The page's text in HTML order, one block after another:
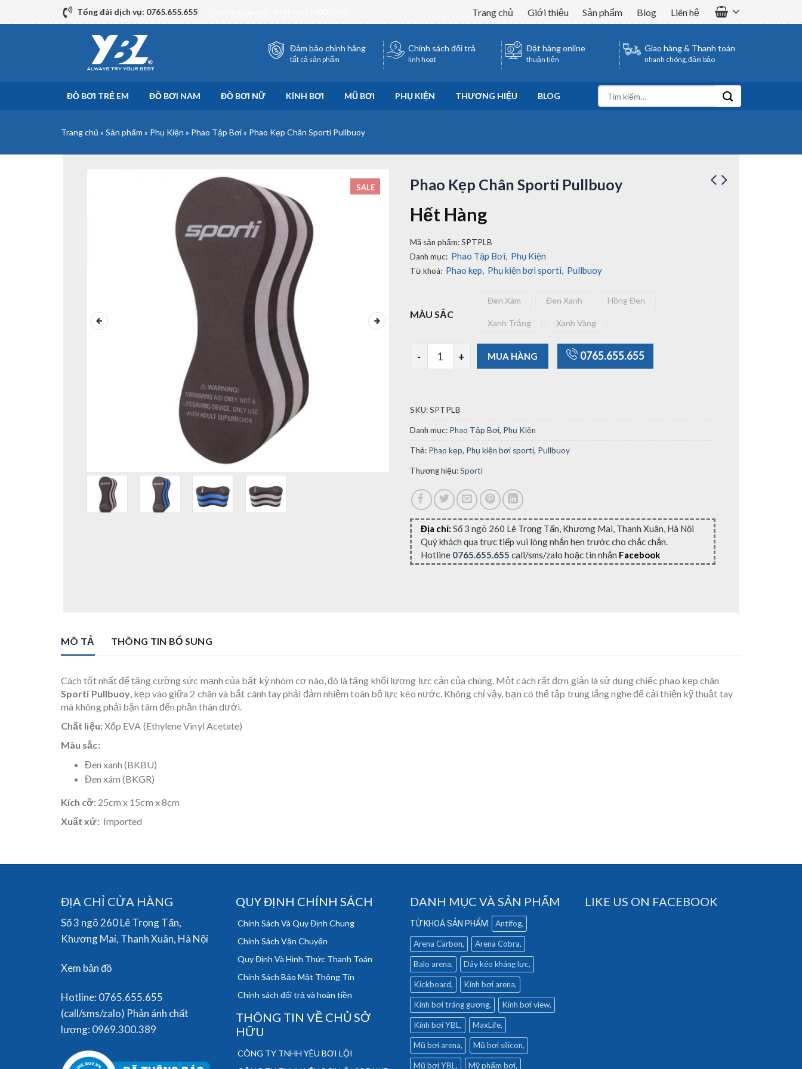
to
Tổng đài dịch vụ: 0765.655.655 Trang chủ Giới thiệu Sản phẩm Blog Liên hệ
Đảm bảo chính hãng
tất cả sản phẩm
Chính sách đổi trả
linh hoạt
Đặt hàng online
thuận tiện
Giao hàng & Thanh toán
nhanh chóng, đảm bảo
ĐỒ BƠI TRẺ EM ĐỒ BƠI NAM ĐỒ BƠI NỮ KÍNH BƠI MŨ BƠI PHỤ KIỆN THƯƠNG HIỆU BLOG
kiếm:
Trang chủ » Sản phẩm » Phụ Kiện » Phao Tập Bơi» Phao Kẹp Chân Sporti Pullbuoy
SALE Phao Kẹp Chân Sporti Pullbuoy
Hết Hàng
Mã sản phẩm:SPTPLB
Danh mục: Phao Tập Bơi, Phụ Kiện
Từ khoá: Phao kẹp, Phụ kiện bơi sporti, Pullbuoy
MÀU SẮC
Đen XámĐen Xám Đen Xanh
Đen Xanh Hồng Đen
Hồng Đen
Xanh TrắngXanh Trắng Xanh VàngXanh Vàng
Phao Kẹp Chân Sporti Pullbuoy số lượng
MUA HÀNG 0765.655.655
SKU:SPTPLB
Danh mục: Phao Tập Bơi, Phụ Kiện
Thẻ: Phao kẹp, Phụ kiện bơi sporti, Pullbuoy
Thương hiệu:Sporti
Địa chỉ: Số 3 ngõ 260 Lê Trọng Tấn, Khương Mai, Thanh Xuân, Hà Nội
Quý khách qua trực tiếp vui lòng nhắn hẹn trước cho chắc chắn.
Hotline 0765.655.655 call/sms/zalo hoặc tin nhắn Facebook
MÔ TẢ THÔNG TIN BỔ SUNG
Cách tốt nhất để tăng cường sức mạnh của bất kỳ nhóm cơ nào, đó là tăng khối lượng lực cản của chúng. Một cách rất đơn giản là sử dụng chiếc phao kẹp chân
Sporti Pullbuoy , kẹp vào giữa 2 chân và bắt cánh tay phải đảm nhiệm toàn bộ lực kéo nước. Không chỉ vậy, bạn có thể tập trung lắng nghe để cải thiện kỹ thuật tay
mà không phải bận tâm đến phần thân dưới.
Chất liệu:Xốp EVA (Ethylene Vinyl Acetate)
Màu sắc:
Đen xanh (BKBU)
Đen xám (BKGR)
Kích cỡ:25cm x 15cm x 8cm
Xuất xứ: Imported
ĐỊA CHỈ CỬA HÀNG
Số 3 ngõ 260 Lê Trọng Tấn,
Khương Mai, Thanh Xuân, Hà Nội
Xem bản đồ
Hotline: 0765.655.655
(call/sms/zalo) Phản ánh chất
lượng: 0969.300.389
QUY ĐỊNH CHÍNH SÁCH
Chính Sách Và Quy Định Chung
Chính Sách Vận Chuyển
Quy Định Và Hình Thức Thanh Toán
Chính Sách Bảo Mật Thông Tin
Chính sách đổi trả và hoàn tiền
THÔNG TIN VỀ CHỦ SỞ
HỮU
CÔNG TY TNHH YÊU BƠI LỘI
DANH MỤC VÀ SẢN PHẨM
Antifog
Arena Carbon Arena Cobra
Balo arena Dây kéo kháng lực
Kickboard Kính bơi arena
Kính bơi tráng gương Kính bơi view
Kính bơi YBL MaxLife
Mũ bơi arena Mũ bơi silicon
Mũ bơi YBL Mỹ phẩm bơi
LIKE US ON FACEBOOK